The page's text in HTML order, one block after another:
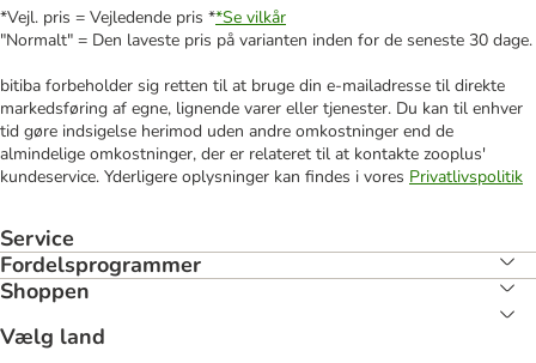
*Vejl. pris = Vejledende pris **Se vilkår
"Normalt" = Den laveste pris på varianten inden for de seneste 30 dage.
bitiba forbeholder sig retten til at bruge din e-mailadresse til direkte
markedsføring af egne, lignende varer eller tjenester. Du kan til enhver
tid gøre indsigelse herimod uden andre omkostninger end de
almindelige omkostninger, der er relateret til at kontakte zooplus'
kundeservice. Yderligere oplysninger kan findes i vores Privatlivspolitik
Service
Fordelsprogrammer
Shoppen
Vælg land